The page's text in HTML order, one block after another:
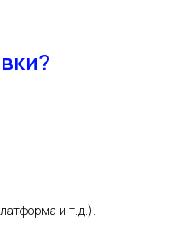
и т.д.).